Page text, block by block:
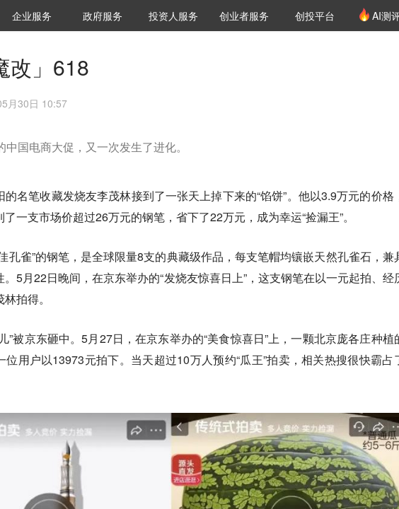
36Kr研究院
企业服务 城市之窗
政府服务 VClub投资机构库
投资机构职位推介
投资人服务 创投氪堂
创业者服务 创投平台 AI测
改」618
月30日 10:57
国电商大促，又一次发生了进化。
的名笔收藏发烧友李茂林接到了一张天上掉下来的“馅饼”。他以3.9万元的价格
一支市场价超过26万元的钢笔，省下了22万元，成为幸运“捡漏王”。
孔雀”的钢笔，是全球限量8支的典藏级作品，每支笔帽均镶嵌天然孔雀石，兼
5月22日晚间，在京东举办的“发烧友惊喜日上”，这支钢笔在以一元起拍、经
拍得。
”被京东砸中。5月27日，在京东举办的“美食惊喜日”上，一颗北京庞各庄种植
位用户以13973元拍下。当天超过10万人预约“瓜王”拍卖，相关热搜很快霸占